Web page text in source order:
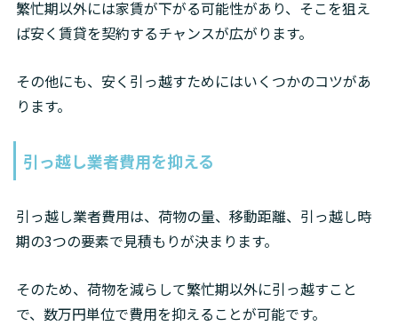
繁忙期以外には家賃が下がる可能性があり、そこを狙え
ば安く賃貸を契約するチャンスが広がります。
その他にも、安く引っ越すためにはいくつかのコツがあ
ります。
引っ越し業者費用を抑える
引っ越し業者費用は、荷物の量、移動距離、引っ越し時
期の3つの要素で見積もりが決まります。
そのため、荷物を減らして繁忙期以外に引っ越すこと
で、数万円単位で費用を抑えることが可能です。